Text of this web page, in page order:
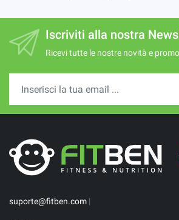
Iscriviti alla nostra
Ricevi tutte le nostre novità e
suporte@fitben.com |